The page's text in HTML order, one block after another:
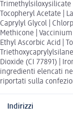
Tocopheryl Acetate |
Caprylyl Glycol |
Methicone |
Ethyl Ascorbic Acid |
Dioxide (CI 77891) |
ingredienti elencati
riportati sulla
Indirizzi